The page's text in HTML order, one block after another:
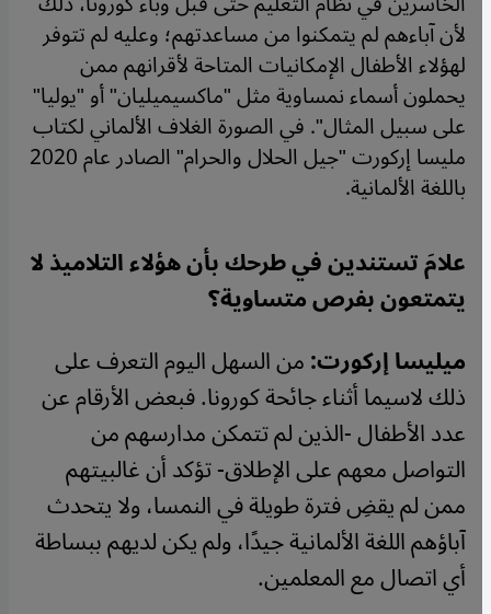
لأن آباءهم لم يتمكنوا من مساعدتهم؛ وعليه لم تتوفر
لهؤلاء الأطفال الإمكانيات المتاحة لأقرانهم ممن
يحملون أسماء نمساوية مثل "ماكسيميليان" أو "يوليا"
على سبيل المثال". في الصورة الغلاف الألماني لكتاب
مليسا إركورت "جيل الحلال والحرام" الصادر عام 2020
باللغة الألمانية.
علامَ تستندين في طرحك بأن هؤلاء التلاميذ لا
يتمتعون بفرص متساوية؟
ميليسا إركورت:من السهل اليوم التعرف على
ذلك لاسيما أثناء جائحة كورونا. فبعض الأرقام عن
عدد الأطفال -الذين لم تتمكن مدارسهم من
التواصل معهم على الإطلاق- تؤكد أن غالبيتهم
ممن لم يقضِ فترة طويلة في النمسا، ولا يتحدث
آباؤهم اللغة الألمانية جيدًا، ولم يكن لديهم ببساطة
أي اتصال مع المعلمين.